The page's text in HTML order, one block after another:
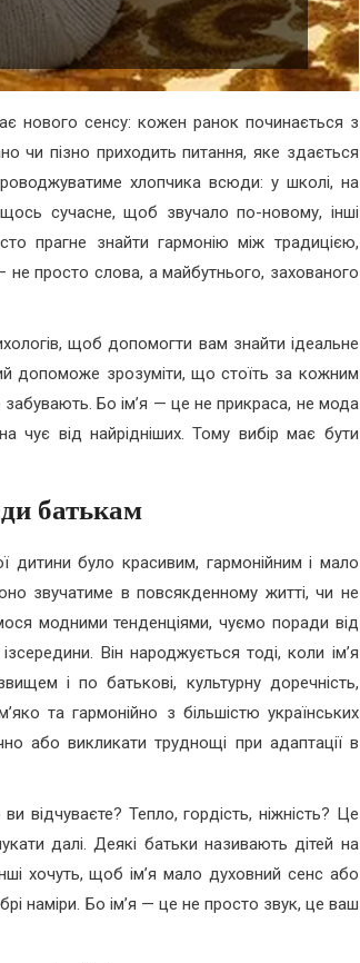
нового сенсу: кожен ранок починається з
чи пізно приходить питання, яке здається
хлопчика всюди: у школі, на
сучасне, щоб звучало по-новому, інші
прагне знайти гармонію між традицією,
просто слова, а майбутнього, захованого
щоб допомогти вам знайти ідеальне
допоможе зрозуміти, що стоїть за кожним
забувають. Бо ім’я — це не прикраса, не мода
чує від найрідніших. Тому вибір має бути
батькам
дитини було красивим, гармонійним і мало
звучатиме в повсякденному житті, чи не
модними тенденціями, чуємо поради від
Він народжується тоді, коли ім’я
і по батькові, культурну доречність,
та гармонійно з більшістю українських
або викликати труднощі при адаптації в
відчуваєте? Тепло, гордість, ніжність? Це
далі. Деякі батьки називають дітей на
хочуть, щоб ім’я мало духовний сенс або
наміри. Бо ім’я — це не просто звук, це ваш